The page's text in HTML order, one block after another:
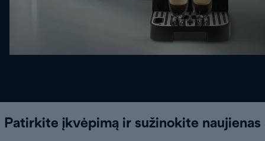
Patirkite įkvėpimą ir sužinokite naujienas